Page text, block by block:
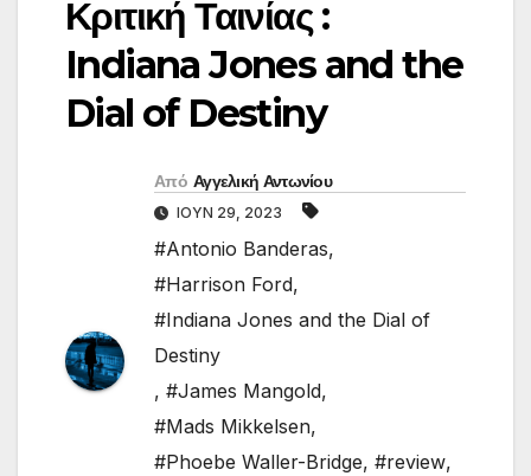
Κριτική Ταινίας :
Indiana Jones and the
Dial of Destiny
Από Αγγελική Αντωνίου
ΙΟΎΝ 29, 2023
#Antonio Banderas,
#Harrison Ford,
#Indiana Jones and the Dial of
Destiny
, #James Mangold,
#Mads Mikkelsen,
#Phoebe Waller-Bridge, #review,